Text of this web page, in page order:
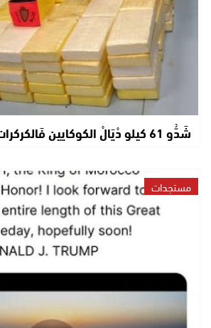
شَدُّو 61 كيلو دْيَالْ الكوكايين فَالكركرات..
مستجدات